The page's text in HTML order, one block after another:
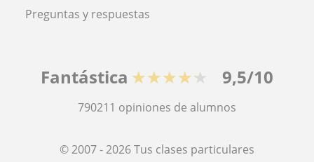
Preguntas y respuestas
Fantástica ★★★★★ 9,5/10
790211 opiniones de alumnos
© 2007 - 2026 Tus clases particulares